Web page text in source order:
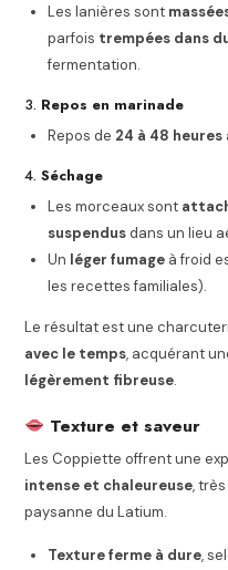
Les lanières sont
parfois trempées dans
fermentation.
3. Repos en marinade
Repos de 24 à 48 heures
4.Séchage
Les morceaux sont
suspendusdans un lieu
Un léger fumage à froid
les recettes familiales).
Le résultat est une
avec le temps, acquérant
légèrement fibreuse.
Texture et saveur
Les Coppiette offrent une
intense et chaleureuse,
paysanne du Latium.
Texture ferme à dure,